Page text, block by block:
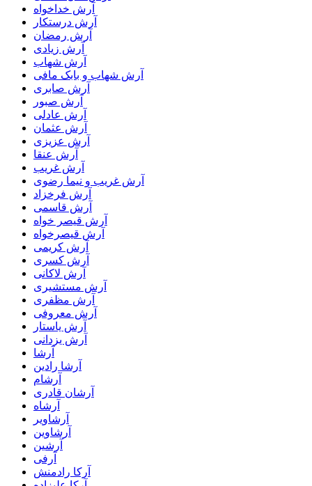
آرش خداخواه
آرش درستکار
آرش رمضان
آرش زیادی
آرش شهاب
آرش شهاب و بابک مافی
آرش صابری
آرش صبور
آرش عادلی
آرش عثمان
آرش عزیزی
آرش عنقا
آرش غریب
آرش غریب و نیما رضوی
آرش فرخزاد
آرش قاسمی
آرش قیصر خواه
آرش قیصرخواه
آرش کریمی
آرش کسری
آرش لاکانی
آرش مستشیری
آرش مظفری
آرش معروفی
آرش یاستار
آرش یزدانی
آرشا
آرشا رادین
آرشام
آرشان قادری
آرشاه
آرشاویر
آرشاوین
آرشین
آرفی
آرکا رادمنش